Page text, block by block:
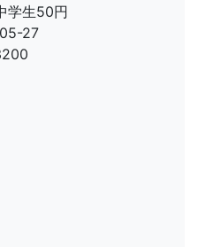
学生50円
27